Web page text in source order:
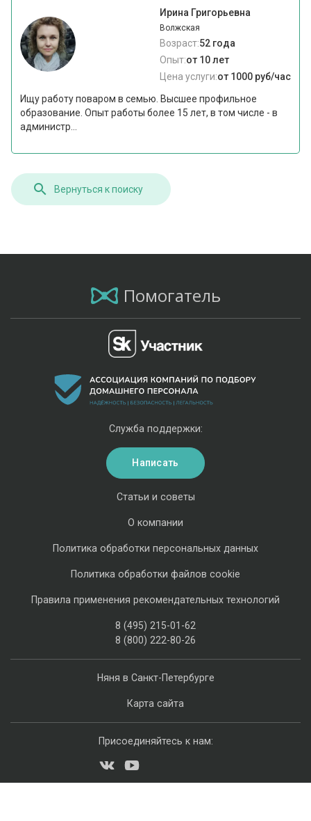
Ирина Григорьевна
Волжская
Возраст:52 года
Опыт:от 10 лет
Цена услуги:от 1000 руб/час
Ищу работу поваром в семью. Высшее профильное
образование. Опыт работы более 15 лет, в том числе - в
администр...
Вернуться к поиску
Помогатель
Няня в Санкт-Петербурге
Карта сайта
Статьи и советы
О компании
Политика обработки персональных данных
Политика обработки файлов cookie
Правила применения рекомендательных технологий
8 (495) 215-01-62
8 (800) 222-80-26
Служба поддержки:
Написать
Присоединяйтесь к нам: